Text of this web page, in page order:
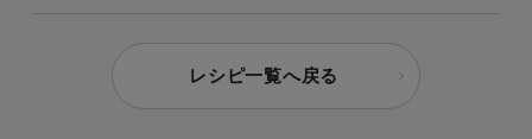
レシピ一覧へ戻る